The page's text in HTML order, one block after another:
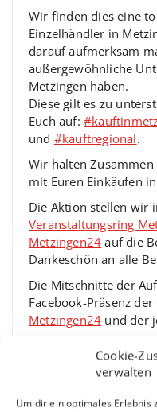
Cookie-
verwalten
Um dir ein optimales Erlebnis
Wir finden dies eine
Einzelhändler in
darauf aufmerksam
außergewöhnliche
Metzingen haben.
Diese gilt es zu
Euch auf:
und #kauftregional.
Wir halten
mit Euren Einkäufen
Die Aktion stellen wir
Veranstaltungsring
Metzingen24 auf die
Dankeschön an alle
Die Mitschnitte der
Facebook-Präsenz
Metzingen24 und der
#supportyourlocals